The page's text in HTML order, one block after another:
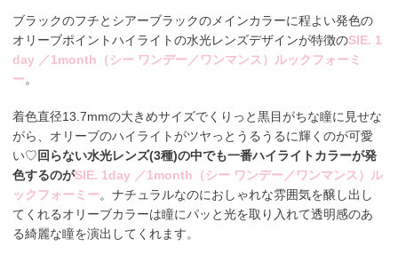
ブラックのフチとシアーブラックのメインカラーに程よい発色の
オリーブポイントハイライトの水光レンズデザインが特徴のSIE. 1
day ／1month（シー ワンデー／ワンマンス）ルックフォーミ
ー。
着色直径13.7mmの大きめサイズでくりっと黒目がちな瞳に見せな
がら、オリーブのハイライトがツヤっとうるうるに輝くのが可愛
い♡回らない水光レンズ(3種)の中でも一番ハイライトカラーが発
色するのがSIE. 1day ／1month（シー ワンデー／ワンマンス）ル
ックフォーミー。ナチュラルなのにおしゃれな雰囲気を醸し出し
てくれるオリーブカラーは瞳にパッと光を取り入れて透明感のあ
る綺麗な瞳を演出してくれます。